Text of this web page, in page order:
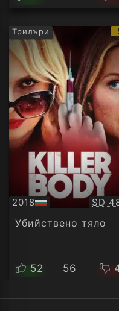
Трилъри
2018
БГ
аудио
SD
Убийствено тяло
52 56